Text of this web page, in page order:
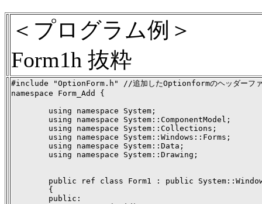
＜プログラム例＞
Form1h 抜粋
#include "OptionForm.h" //追加したOptionformのヘッダーファ
namespace Form_Add {
        using namespace System;
        using namespace System::ComponentModel;
        using namespace System::Collections;
        using namespace System::Windows::Forms;
        using namespace System::Data;
        using namespace System::Drawing;
public ref class Form1 : public
        {
        public: